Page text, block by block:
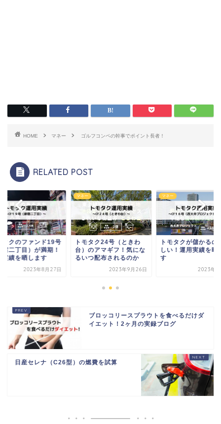
HOME マネー ゴルフコンペの幹事でポイント長者！
RELATED POST
タクのファンド19号
宿二丁目）が満期！
実績を晒します
2023年8月27日
マネー
トモタク24号（ときわ
台）のアマギフ！気にな
るいつ配布されるのか
2023年9月26日
マネー
トモタクが儲かるの
しい！運用実績を晒
す
2023年8
ブロッコリースプラウトを食べるだけダ
イエット！2ヶ月の実録ブログ
日産セレナ（C26型）の燃費を試算